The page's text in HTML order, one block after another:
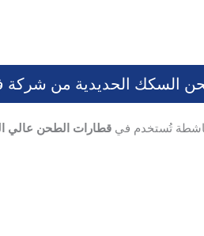
السكك الحديدية من شركة
تُستخدم في قطارات الطحن عالي